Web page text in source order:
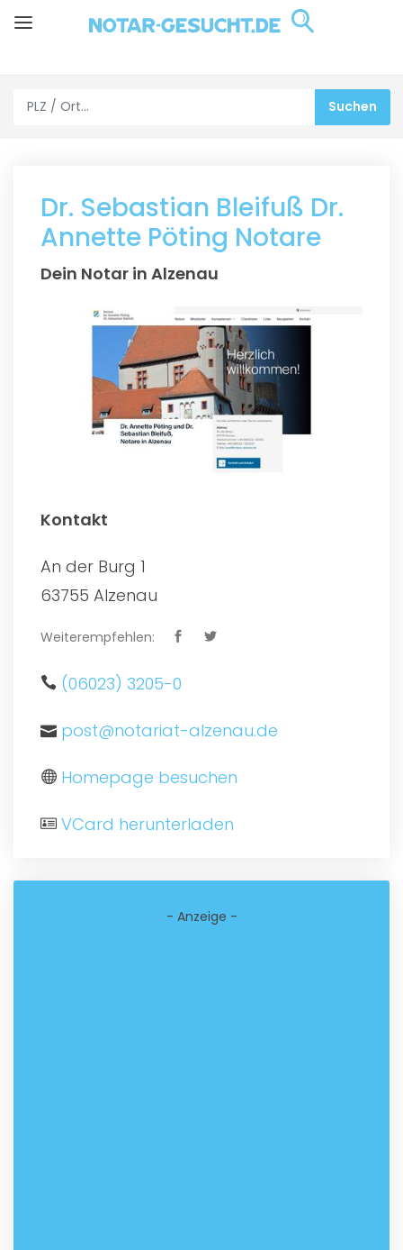
Dr. Sebastian Bleifuß Dr.
Annette Pöting Notare
Dein Notar in Alzenau
Kontakt
An der Burg 1
63755 Alzenau
Weiterempfehlen:
(06023) 3205-0
post@notariat-alzenau.de
Homepage besuchen
VCard herunterladen
- Anzeige -